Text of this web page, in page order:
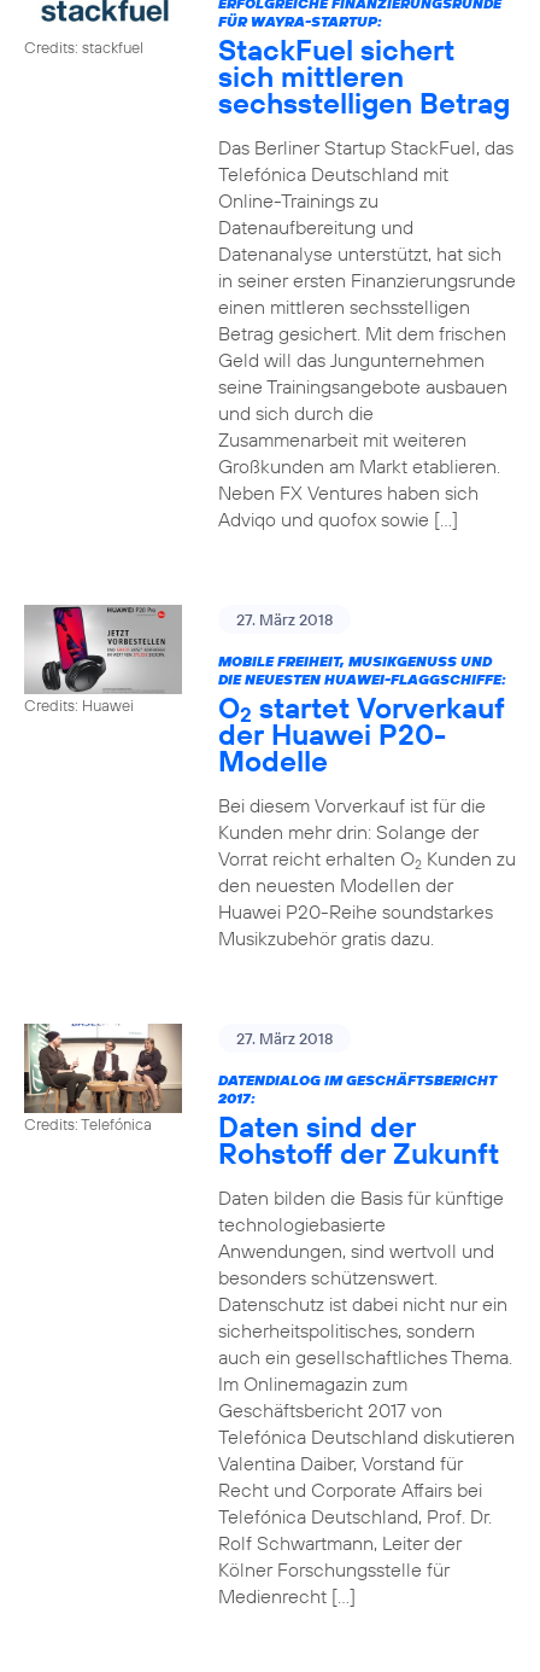
Credits: stackfuel
FÜR WAYRA-STARTUP:
StackFuel sichert
sich mittleren
sechsstelligen Betrag
Das Berliner Startup StackFuel, das
Telefónica Deutschland mit
Online-Trainings zu
Datenaufbereitung und
Datenanalyse unterstützt, hat sich
in seiner ersten Finanzierungsrunde
einen mittleren sechsstelligen
Betrag gesichert. Mit dem frischen
Geld will das Jungunternehmen
seine Trainingsangebote ausbauen
und sich durch die
Zusammenarbeit mit weiteren
Großkunden am Markt etablieren.
Neben FX Ventures haben sich
Adviqo und quofox sowie […]
Credits: Huawei
27. März 2018
MOBILE FREIHEIT, MUSIKGENUSS UND
DIE NEUESTEN HUAWEI-FLAGGSCHIFFE:
O2 startet Vorverkauf
der Huawei P20-
Modelle
Bei diesem Vorverkauf ist für die
Kunden mehr drin: Solange der
Vorrat reicht erhalten O2Kunden zu
den neuesten Modellen der
Huawei P20-Reihe soundstarkes
Musikzubehör gratis dazu.
Credits: Telefónica
27. März 2018
DATENDIALOG IM GESCHÄFTSBERICHT
2017:
Daten sind der
Rohstoff der Zukunft
Daten bilden die Basis für künftige
technologiebasierte
Anwendungen, sind wertvoll und
besonders schützenswert.
Datenschutz ist dabei nicht nur ein
sicherheitspolitisches, sondern
auch ein gesellschaftliches Thema.
Im Onlinemagazin zum
Geschäftsbericht 2017 von
Telefónica Deutschland diskutieren
Valentina Daiber, Vorstand für
Recht und Corporate Affairs bei
Telefónica Deutschland, Prof. Dr.
Rolf Schwartmann, Leiter der
Kölner Forschungsstelle für
Medienrecht […]